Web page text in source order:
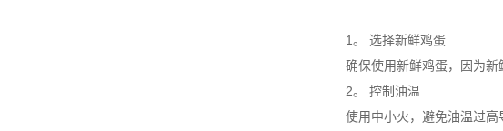
1。 选择新鲜鸡蛋
确保使用新鲜鸡蛋，因为新
2。 控制油温
使用中小火，避免油温过高导